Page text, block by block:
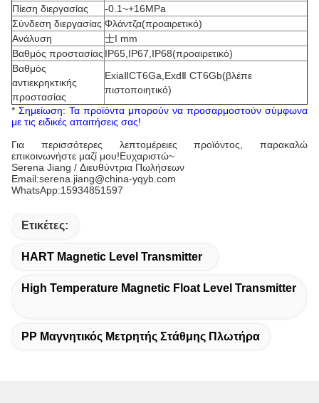
Πίεση διεργασίας
-0.1~+16MPa
Σύνδεση διεργασίας Φλάντζα(προαιρετικό)
Ανάλυση
士I mm
Βαθμός προστασίας IP65,IP67,IP68(προαιρετικό)
Βαθμός
αντιεκρηκτικής
προστασίας
ExiaⅡCT6Ga,ExdⅡ CT6Gb(βλέπε
πιστοποιητικό)
* Σημείωση: Τα προϊόντα μπορούν να προσαρμοστούν σύμφωνα
με τις ειδικές απαιτήσεις σας!
Για περισσότερες λεπτομέρειες προϊόντος, παρακαλώ
επικοινωνήστε μαζί μου!Ευχαριστώ~
Serena Jiang / Διευθύντρια Πωλήσεων
Email:serena.jiang@china-yqyb.com
WhatsApp:15934851597
Ετικέτες:
HART Magnetic Level Transmitter
High Temperature Magnetic Float Level Transmitter
PP Μαγνητικός Μετρητής Στάθμης Πλωτήρα